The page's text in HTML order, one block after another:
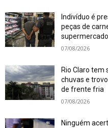
Indivíduo é
peças de
07/08/2026
Rio Claro tem
chuvas e
de frente fria
07/08/2026
Ninguém